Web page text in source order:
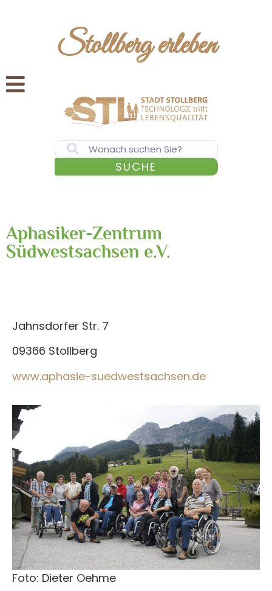
Stollberg erleben
SUCHE
Aphasiker-Zentrum
Südwestsachsen e.V.
Jahnsdorfer Str. 7
09366 Stollberg
www.aphasie-suedwestsachsen.de
Foto: Dieter Oehme